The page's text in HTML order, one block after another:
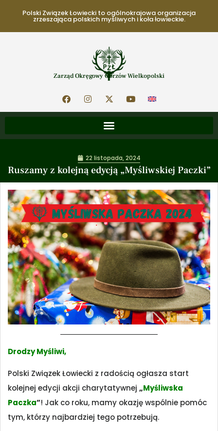
Polski Związek Łowiecki to ogólnokrajowa organizacja
zrzeszająca polskich myśliwych i koła łowieckie.
Zarząd Okręgowy Gorzów Wielkopolski
Ruszamy z kolejną edycją „Myśliwskiej Paczki”
22 listopada, 2024
Drodzy Myśliwi,
Polski Związek Łowiecki z radością ogłasza start
kolejnej edycji akcji charytatywnej „Myśliwska
Paczka”! Jak co roku, mamy okazję wspólnie pomóc
tym, którzy najbardziej tego potrzebują.